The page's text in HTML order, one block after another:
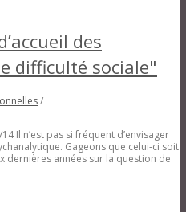
des
difficulté sociale"
/
Il n’est pas si fréquent d’envisager
Gageons que celui-ci soit
dernières années sur la question de